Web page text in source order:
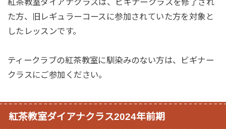
紅茶教室ダイアナクラスは、ビギナークラスを修了され
た方、旧レギュラーコースに参加されていた方を対象と
したレッスンです。
ティークラブの紅茶教室に馴染みのない方は、ビギナー
クラスにご参加ください。
紅茶教室ダイアナクラス2024年前期